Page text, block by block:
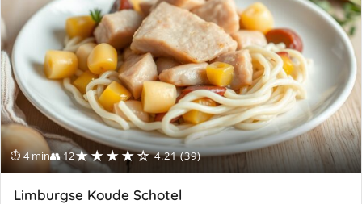
⏱ 4 min👥 12★★★★☆ 4.21 (39)
Limburgse Koude Schotel